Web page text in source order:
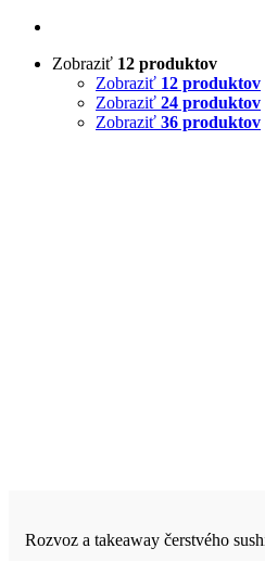
Zobraziť 12 produktov
Zobraziť 12 produktov
Zobraziť 24 produktov
Zobraziť 36 produktov
Rozvoz a takeaway čerstvého